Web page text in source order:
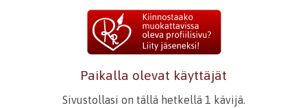
Paikalla olevat käyttäjät
Sivustollasi on tällä hetkellä 1 kävijä.